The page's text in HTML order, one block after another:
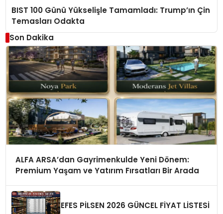
BIST 100 Günü Yükselişle Tamamladı: Trump’ın Çin
Temasları Odakta
Son Dakika
ALFA ARSA’dan Gayrimenkulde Yeni Dönem:
Premium Yaşam ve Yatırım Fırsatları Bir Arada
EFES PİLSEN 2026 GÜNCEL FİYAT LİSTESİ